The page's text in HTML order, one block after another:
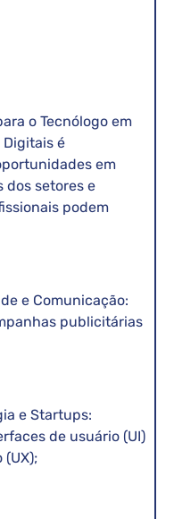
o Tecnólogo em
é
em
dos setores e
podem
e Comunicação:
publicitárias
e Startups:
de usuário (UI)